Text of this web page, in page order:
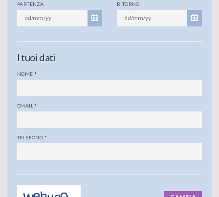
PARTENZA RITORNO
I tuoi dati
NOME *
EMAIL *
TELEFONO *